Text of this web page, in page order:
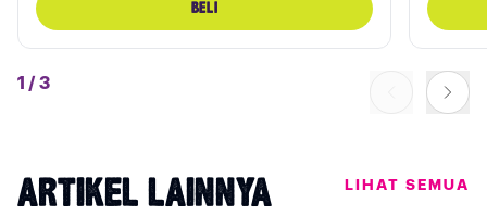
BELI
1 / 3
ARTIKEL LAINNYA LIHAT SEMUA